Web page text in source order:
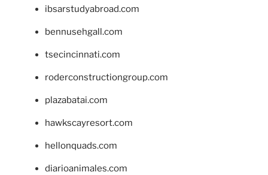
ibsarstudyabroad.com
bennusehgall.com
tsecincinnati.com
roderconstructiongroup.com
plazabatai.com
hawkscayresort.com
hellonquads.com
diarioanimales.com